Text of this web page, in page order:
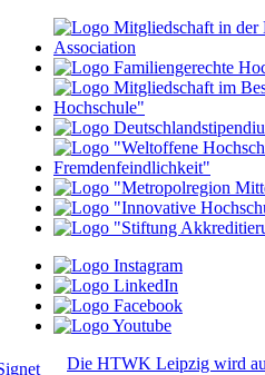
Die HTWK Leipzig wird